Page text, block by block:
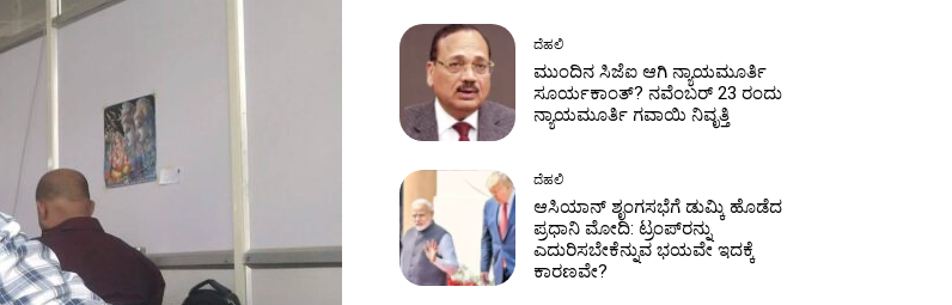
ದೆಹಲಿ
ಮುಂದಿನ ಸಿಜೆಐ ಆಗಿ ನ್ಯಾಯಮೂರ್ತಿ
ಸೂರ್ಯಕಾಂತ್? ನವೆಂಬರ್ 23 ರಂದು
ನ್ಯಾಯಮೂರ್ತಿ ಗವಾಯಿ ನಿವೃತ್ತಿ
ದೆಹಲಿ
ಆಸಿಯಾನ್ ಶೃಂಗಸಭೆಗೆ ಡುಮ್ಕಿ ಹೊಡೆದ
ಪ್ರಧಾನಿ ಮೋದಿ: ಟ್ರಂಪ್‌ರನ್ನು
ಎದುರಿಸಬೇಕೆನ್ನುವ ಭಯವೇ ಇದಕ್ಕೆ
ಕಾರಣವೇ?